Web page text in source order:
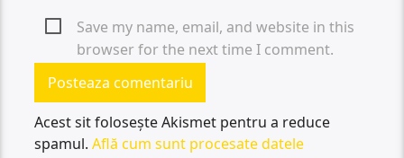
Save my name, email, and website in this
browser for the next time I comment.
Acest sit folosește Akismet pentru a reduce
spamul.Află cum sunt procesate datele